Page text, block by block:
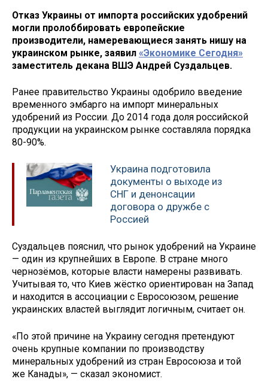
Отказ Украины от импорта российских удобрений
могли пролоббировать европейские
производители, намеревающиеся занять нишу на
украинском рынке, заявил «Экономике Сегодня»
заместитель декана ВШЭ Андрей Суздальцев.
Ранее правительство Украины одобрило введение
временного эмбарго на импорт минеральных
удобрений из России. До 2014 года доля российской
продукции на украинском рынке составляла порядка
80-90%.
Украина подготовила
документы о выходе из
СНГ и денонсации
договора о дружбе с
Россией
Суздальцев пояснил, что рынок удобрений на Украине
— один из крупнейших в Европе. В стране много
чернозёмов, которые власти намерены развивать.
Учитывая то, что Киев жёстко ориентирован на Запад
и находится в ассоциации с Евросоюзом, решение
украинских властей выглядит логичным, считает он.
«По этой причине на Украину сегодня претендуют
очень крупные компании по производству
минеральных удобрений из стран Евросоюза и той
же Канады», — сказал экономист.